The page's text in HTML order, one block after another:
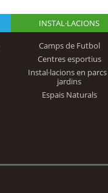
INSTAL·LACIONS
Camps de Futbol
Centres esportius
Instal·lacions en
jardins
Espais Naturals